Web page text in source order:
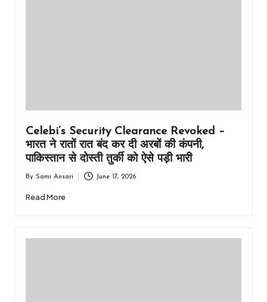
Celebi’s Security Clearance Revoked –
भारत ने रातों रात बंद कर दी अरबों की कंपनी,
पाकिस्तान से दोस्ती तुर्की को ऐसे पड़ी भारी
by
By Sami Ansari June 17, 2026
Read More